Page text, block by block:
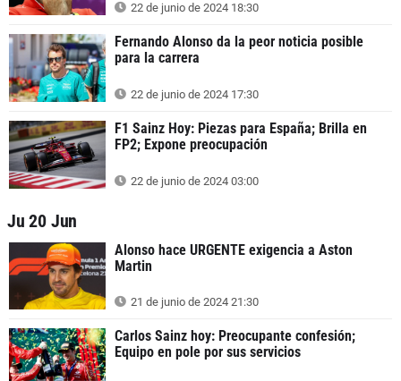
22 de junio de 2024 18:30
Fernando Alonso da la peor noticia posible
para la carrera
22 de junio de 2024 17:30
F1 Sainz Hoy: Piezas para España; Brilla en
FP2; Expone preocupación
22 de junio de 2024 03:00
Ju 20 Jun
Alonso hace URGENTE exigencia a Aston
Martin
21 de junio de 2024 21:30
Carlos Sainz hoy: Preocupante confesión;
Equipo en pole por sus servicios